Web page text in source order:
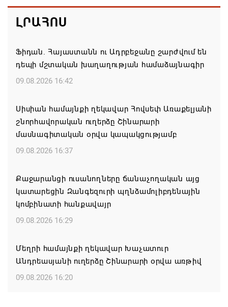
ԼՐԱՀՈՍ
Ֆիդան. Հայաստանն ու Ադրբեջանը շարժվում են
դեպի մշտական խաղաղության համաձայնագիր
09.08.2026 16:42
Սիսիան համայնքի ղեկավար Հովսեփ Առաքելյանի
շնորհավորական ուղերձը Շինարարի
մասնագիտական օրվա կապակցությամբ
09.08.2026 16:37
Քաջարանցի ուսանողները ճանաչողական այց
կատարեցին Զանգեզուրի պղնձամոլիբդենային
կոմբինատի հանքավայր
09.08.2026 16:29
Մեղրի համայնքի ղեկավար Խաչատուր
Անդրեասյանի ուղերձը Շինարարի օրվա առթիվ
09.08.2026 16:20